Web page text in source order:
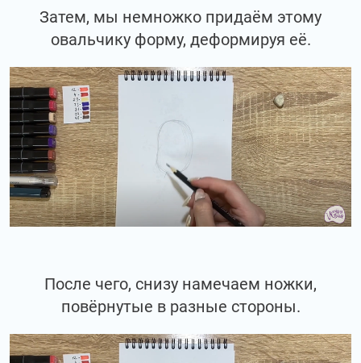
Затем, мы немножко придаём этому
овальчику форму, деформируя её.
После чего, снизу намечаем ножки,
повёрнутые в разные стороны.